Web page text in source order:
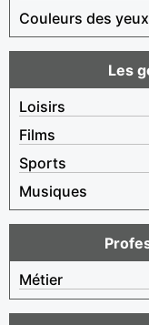
Couleurs des
Les
Loisirs
Films
Sports
Musiques
Métier